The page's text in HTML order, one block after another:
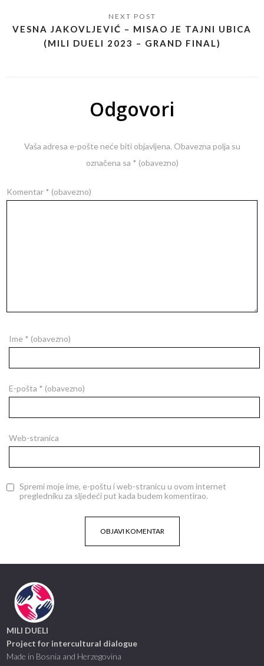
VESNA JAKOVLJEVIĆ – MISAO JE TAJNI UBICA
(MILI DUELI 2023 – GRAND FINAL)
Odgovori
Vaša adresa e-pošte neće biti objavljena. Obavezna polja su
označena sa * (obavezno)
Komentar * (obavezno)
Ime * (obavezno)
E-pošta * (obavezno)
Web-stranica
Spremi moje ime, e-poštu i web-stranicu u ovom internet
pregledniku za sljedeći put kada budem komentirao.
MILI DUELI
Project for intercultural dialogue
Made in Bosnia and Herzegovina